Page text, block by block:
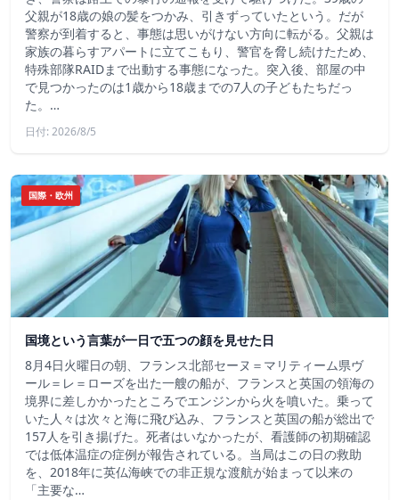
父親が18歳の娘の髪をつかみ、引きずっていたという。だが
警察が到着すると、事態は思いがけない方向に転がる。父親は
家族の暮らすアパートに立てこもり、警官を脅し続けたため、
特殊部隊RAIDまで出動する事態になった。突入後、部屋の中
で見つかったのは1歳から18歳までの7人の子どもたちだっ
た。…
日付: 2026/8/5
国際・欧州
国境という言葉が一日で五つの顔を見せた日
8月4日火曜日の朝、フランス北部セーヌ＝マリティーム県ヴ
ール＝レ＝ローズを出た一艘の船が、フランスと英国の領海の
境界に差しかかったところでエンジンから火を噴いた。乗って
いた人々は次々と海に飛び込み、フランスと英国の船が総出で
157人を引き揚げた。死者はいなかったが、看護師の初期確認
では低体温症の症例が報告されている。当局はこの日の救助
を、2018年に英仏海峡での非正規な渡航が始まって以来の
「主要な…